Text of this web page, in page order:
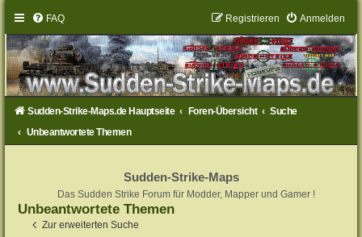
FAQ Anmelden
Registrieren
Sudden-Strike-Maps.de Hauptseite Foren-Übersicht
Suche
Unbeantwortete Themen
Sudden-Strike-Maps
Das Sudden Strike Forum für Modder, Mapper und Gamer !
Unbeantwortete Themen
Zur erweiterten Suche